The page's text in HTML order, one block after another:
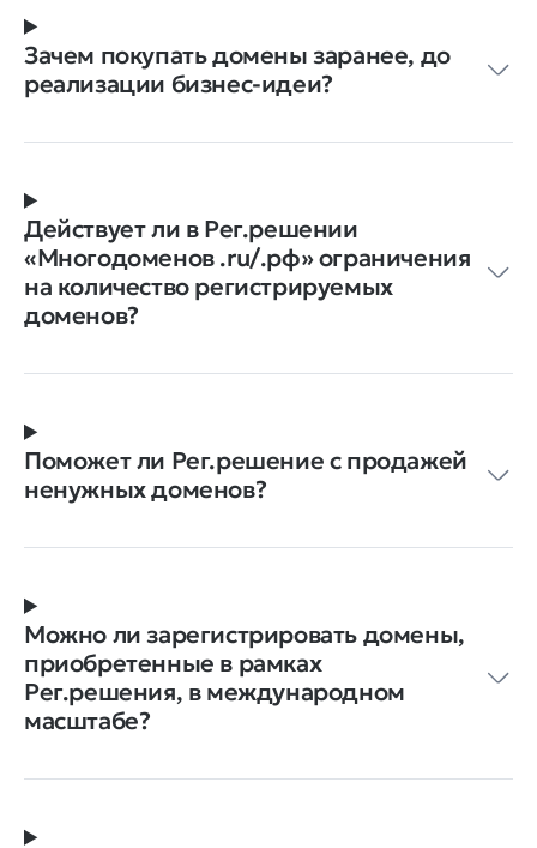
Зачем покупать домены заранее, до
реализации бизнес-идеи?
Действует ли в Рег.решении
«Многодоменов .ru/.рф» ограничения
на количество регистрируемых
доменов?
Поможет ли Рег.решение с продажей
ненужных доменов?
Можно ли зарегистрировать домены,
приобретенные в рамках
Рег.решения, в международном
масштабе?